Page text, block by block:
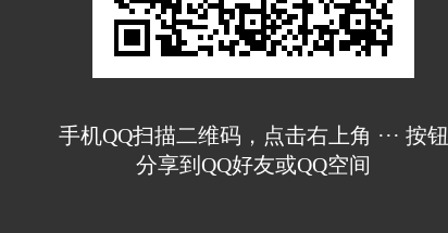
手机QQ扫描二维码，点击右上角 ··· 按钮
分享到QQ好友或QQ空间